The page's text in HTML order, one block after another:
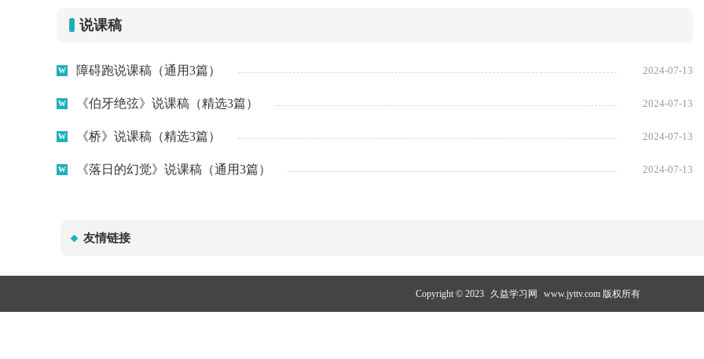
说课稿
障碍跑说课稿（通用3篇） 2024-07-13
《伯牙绝弦》说课稿（精选3篇） 2024-07-13
《桥》说课稿（精选3篇） 2024-07-13
《落日的幻觉》说课稿（通用3篇） 2024-07-13
友情链接
Copyright © 2023 久益学习网 www.jyttv.com 版权所有